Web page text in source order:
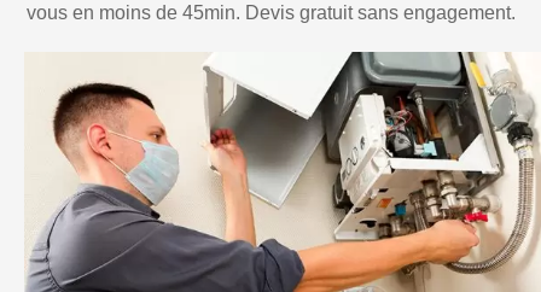
vous en moins de 45min. Devis gratuit sans engagement.